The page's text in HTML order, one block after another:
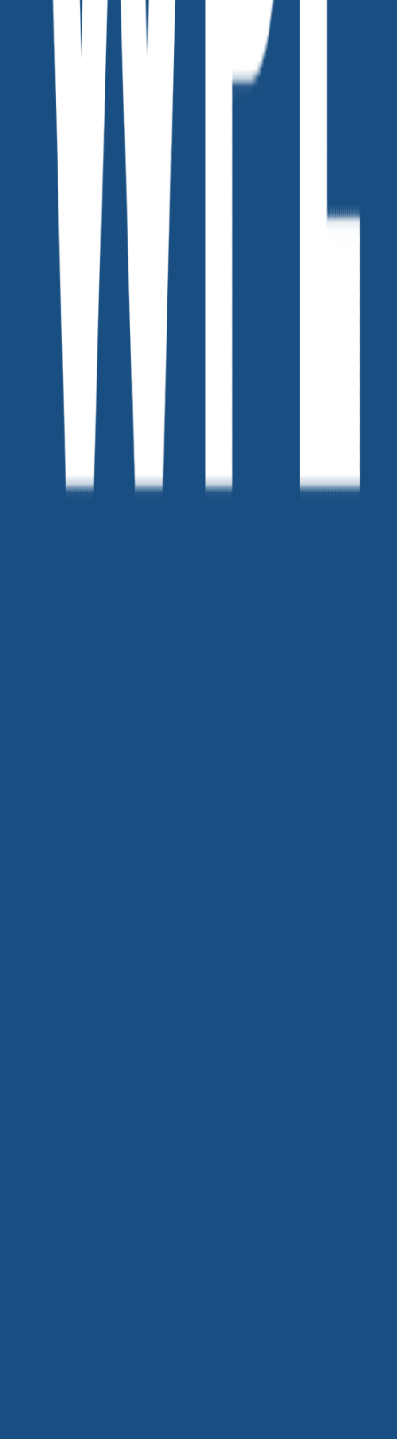
위픽레터
커피챗
세상을 바꾸는 마케터들의 기록 '위픽레터' 입니다.
작가의 다른글
[vol.257] 샤오홍슈는 왜 인스타처럼 하면 안 될까?
•
[vol.256] 매일 올리는데 우리 회사 계정에만 댓글이 없는 이유